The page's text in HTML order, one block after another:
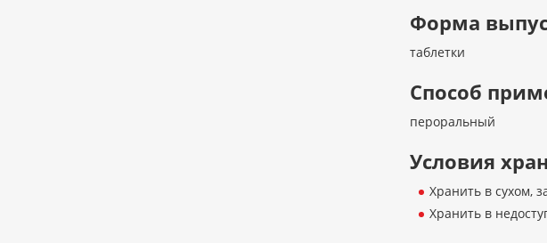
Форма
таблетки
Способ
пероральный
Условия
Хранить в сухом,
Хранить в